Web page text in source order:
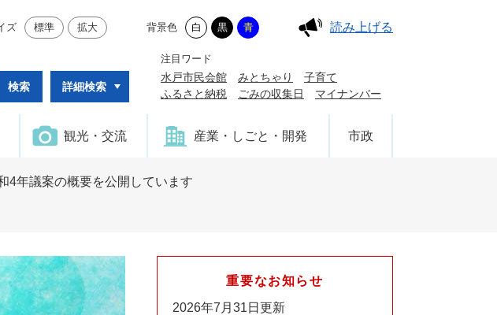
ズ 標準 拡大 背景色 白 黒 青 読み上げる
詳細検索
注目ワード
水戸市民会館 みとちゃり
子育て
ふるさと納税
ごみの収集日 マイナンバー
観光・交流 産業・しごと・開発 市政
4年議案の概要を公開しています
重要なお知らせ
2026年7月31日更新